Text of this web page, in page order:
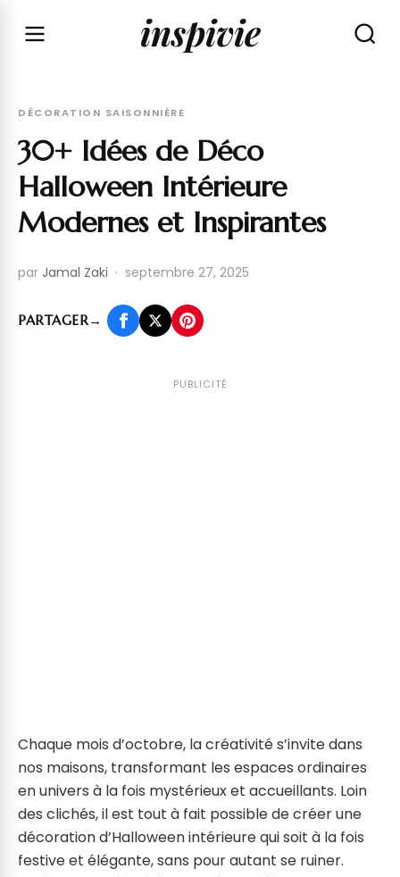
inspivie
DÉCORATION SAISONNIÈRE
30+ Idées de Déco
Halloween Intérieure
Modernes et Inspirantes
par Jamal Zaki · septembre 27, 2025
PARTAGER →
PUBLICITÉ
Chaque mois d’octobre, la créativité s’invite dans
nos maisons, transformant les espaces ordinaires
en univers à la fois mystérieux et accueillants. Loin
des clichés, il est tout à fait possible de créer une
décoration d’Halloween intérieure qui soit à la fois
festive et élégante, sans pour autant se ruiner.